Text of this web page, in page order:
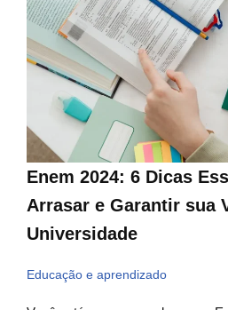
Enem 2024: 6 Dicas
Arrasar e Garantir sua
Universidade
Educação e aprendizado